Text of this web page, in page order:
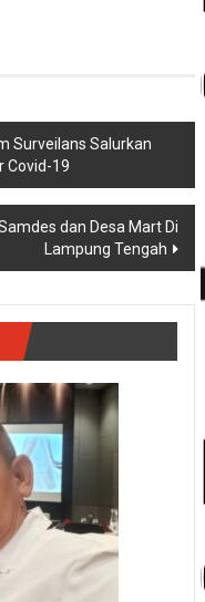
Surveilans Salurkan
Covid-19
dan Desa Mart Di
Lampung Tengah